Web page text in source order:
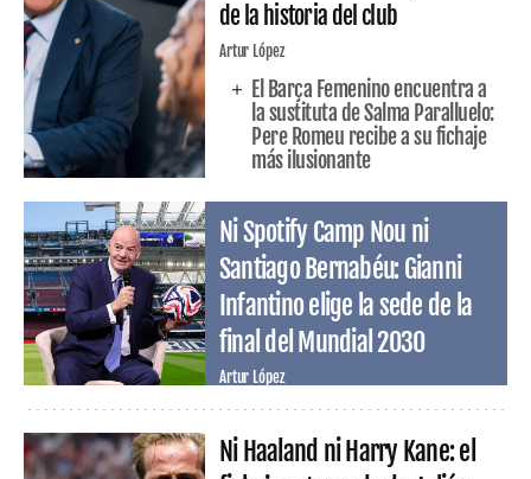
de la historia del club
Artur López
El Barça Femenino encuentra a
la sustituta de Salma Paralluelo:
Pere Romeu recibe a su fichaje
más ilusionante
Ni Spotify Camp Nou ni
Santiago Bernabéu: Gianni
Infantino elige la sede de la
final del Mundial 2030
Artur López
Ni Haaland ni Harry Kane: el